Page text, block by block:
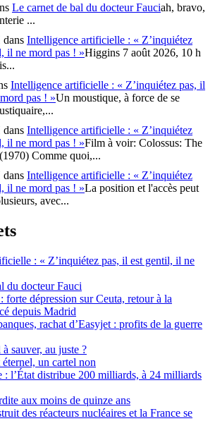
Le carnet de bal du docteur Fauciah, bravo,
...
dans Intelligence artificielle : « Z’inquiétez
il ne mord pas ! »Higgins 7 août 2026, 10 h
Intelligence artificielle : « Z’inquiétez pas, il
pas ! »Un moustique, à force de se
dans Intelligence artificielle : « Z’inquiétez
il ne mord pas ! »Film à voir: Colossus: The
Comme quoi,...
dans Intelligence artificielle : « Z’inquiétez
il ne mord pas ! »La position et l'accès peut
avec...
: « Z’inquiétez pas, il est gentil, il ne
du docteur Fauci
forte dépression sur Ceuta, retour à la
depuis Madrid
rachat d’Easyjet : profits de la guerre
sauver, au juste ?
un cartel non
: l’État distribue 200 milliards, à 24 milliards
aux moins de quinze ans
des réacteurs nucléaires et la France se